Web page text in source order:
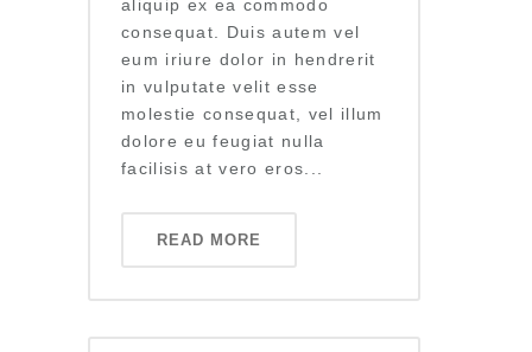
aliquip ex ea commodo
consequat. Duis autem vel
eum iriure dolor in hendrerit
in vulputate velit esse
molestie consequat, vel illum
dolore eu feugiat nulla
facilisis at vero eros...
READ MORE